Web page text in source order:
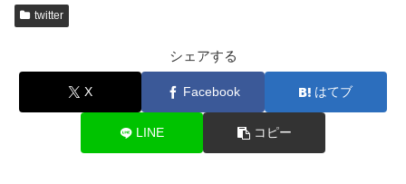
twitter
シェアする
X Facebook はてブ
LINE コピー